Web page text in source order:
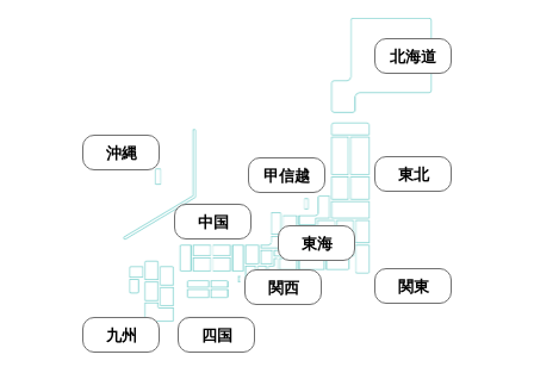
北海道
東北
甲信越
東海
関東
関西
中国
四国
九州
沖縄